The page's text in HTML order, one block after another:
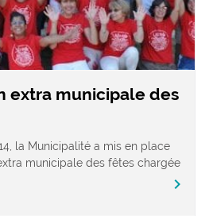
extra municipale des
la Municipalité a mis en place
municipale des fêtes chargée
chevron_right